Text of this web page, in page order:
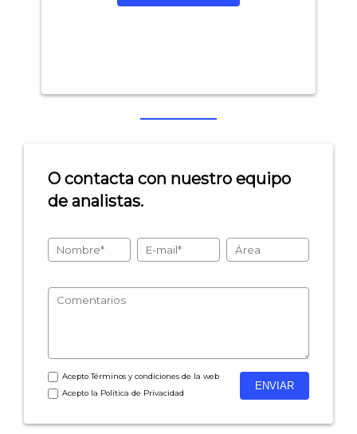
O contacta con nuestro equipo
de analistas.
AceptoTérminos y condicionesde la web
Acepto la Política de Privacidad